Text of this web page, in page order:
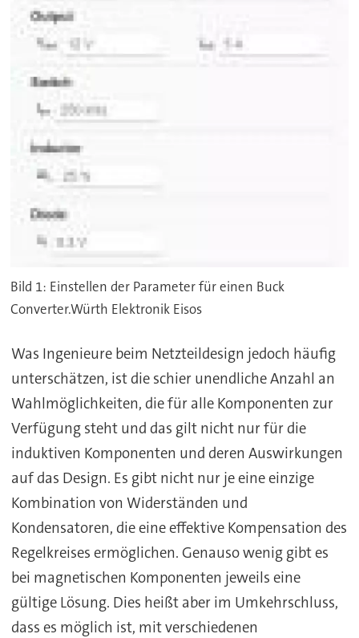
Bild 1: Einstellen der Parameter für einen Buck
Converter.Würth Elektronik Eisos
Was Ingenieure beim Netzteildesign jedoch häufig
unterschätzen, ist die schier unendliche Anzahl an
Wahlmöglichkeiten, die für alle Komponenten zur
Verfügung steht und das gilt nicht nur für die
induktiven Komponenten und deren Auswirkungen
auf das Design. Es gibt nicht nur je eine einzige
Kombination von Widerständen und
Kondensatoren, die eine effektive Kompensation des
Regelkreises ermöglichen. Genauso wenig gibt es
bei magnetischen Komponenten jeweils eine
gültige Lösung. Dies heißt aber im Umkehrschluss,
dass es möglich ist, mit verschiedenen